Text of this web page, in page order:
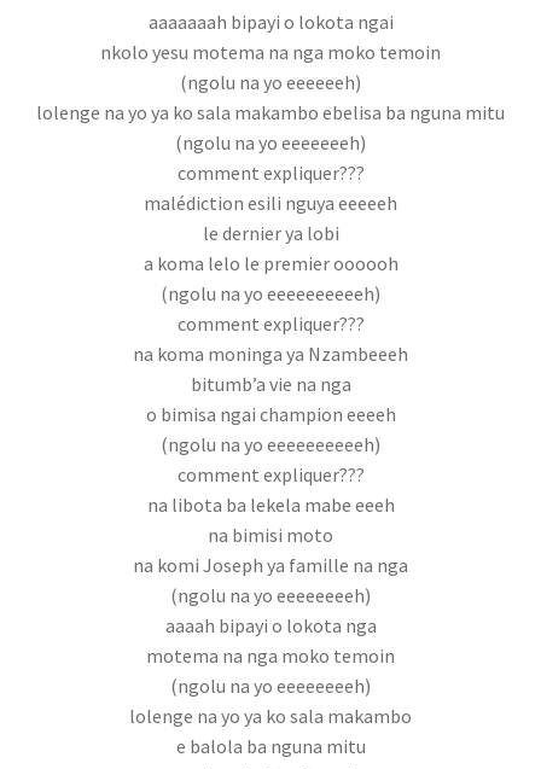
LYCÉE MAMAN MOTEMA MPIKO
Réclamation de facture
Réserve chambre
aaaaaaah bipayi o lokota ngai
nkolo yesu motema na nga moko temoin
(ngolu na yo eeeeeeh)
lolenge na yo ya ko sala makambo ebelisa ba nguna mitu
(ngolu na yo eeeeeeeh)
comment expliquer???
malédiction esili nguya eeeeeh
le dernier ya lobi
a koma lelo le premier oooooh
(ngolu na yo eeeeeeeeeeh)
comment expliquer???
na koma moninga ya Nzambeeeh
bitumb’a vie na nga
o bimisa ngai champion eeeeh
(ngolu na yo eeeeeeeeeeh)
comment expliquer???
na libota ba lekela mabe eeeh
na bimisi moto
na komi Joseph ya famille na nga
(ngolu na yo eeeeeeeeh)
aaaah bipayi o lokota nga
motema na nga moko temoin
(ngolu na yo eeeeeeeeh)
lolenge na yo ya ko sala makambo
e balola ba nguna mitu